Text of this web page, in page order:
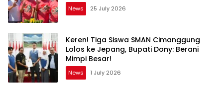
News 25 July 2026
Keren! Tiga Siswa SMAN Cimanggung
Lolos ke Jepang, Bupati Dony: Berani
Mimpi Besar!
News 1 July 2026